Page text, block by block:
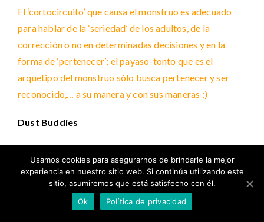
El ‘cortocircuito’ que causa el monstruo es adecuado
para hablar de la ‘seriedad’ de los adultos, de la
corrección o no en determinadas decisiones y en la
forma de ‘pertenecer’; el payaso-tonto que es el
arquetipo del monstruo sólo busca pertenecer y ser
reconocido,… a su manera y con sus maneras ;)
Dust Buddies
la valentía. Los protagonistas están hechos de polvo y
viven debajo del sofá, cuando la persona que limpia
enchufa el aspirador, . algunos de los personajes son
Usamos cookies para asegurarnos de brindarle la mejor
experiencia en nuestro sitio web. Si continúa utilizando este
sitio, asumiremos que está satisfecho con él.
Ok
Política de privacidad